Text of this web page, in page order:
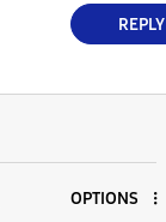
REPLY
OPTIONS